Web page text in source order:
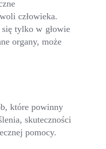
człowieka.
tylko w głowie
organy, może
które powinny
skuteczności
pomocy.